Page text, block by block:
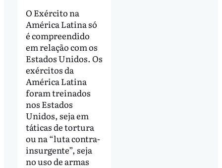
O Exército na
América Latina só
é compreendido
em relação com os
Estados Unidos. Os
exércitos da
América Latina
foram treinados
nos Estados
Unidos, seja em
táticas de tortura
ou na “luta contra-
insurgente”, seja
no uso de armas